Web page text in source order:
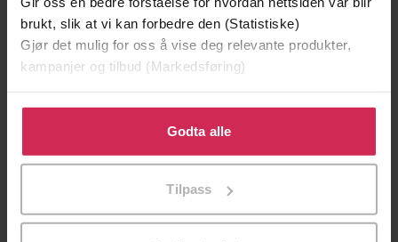
brukt, slik at vi kan forbedre den (Statistiske)
Gjør det mulig for oss å vise deg relevante produkter,
kampanjer og tilbud (Markedsføring)
Klikk på «Godta alle» for å gi oss ditt samtykke til å
bruke cookies for alle disse formålene. Du kan også
tilpasse ditt samtykke til spesifikke formål ved å klikke
Godta alle
Tilpass
249,-
Sapiens
EBOK
449,-
LYDBOK
om nazismens vesen og drapet på jødene
under annen verdenskrig